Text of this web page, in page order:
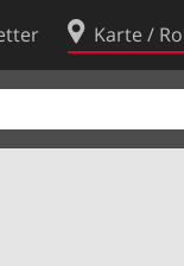
Karte /